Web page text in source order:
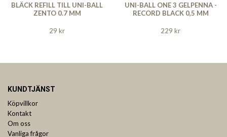
BLÄCK REFILL TILL UNI-BALL
ZENTO 0.7 MM
29 kr
UNI-BALL ONE 3 GELPENNA -
RECORD BLACK 0,5 MM
229 kr
KUNDTJÄNST
Köpvillkor
Kontakt
Om oss
Vanliga frågor